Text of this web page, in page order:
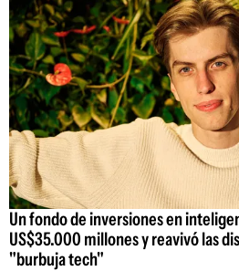
Un fondo de inversiones en
US$35.000 millones y reavivó las
"burbuja tech"